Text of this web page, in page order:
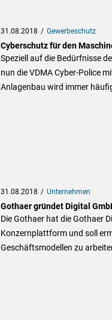
31.08.2018 Gewerbeschutz
Cyberschutz für den
Speziell auf die Bedürfnisse
nun die VDMA Cyber-Police
Anlagenbau wird immer
31.08.2018 Unternehmen
Gothaer gründet Digital
Die Gothaer hat die Gothaer
Konzernplattform und soll
Geschäftsmodellen zu